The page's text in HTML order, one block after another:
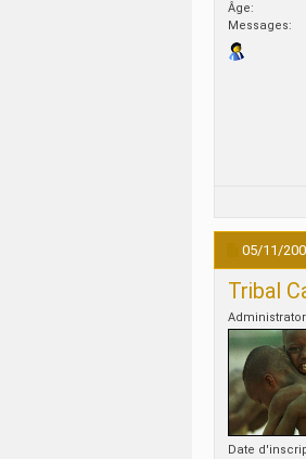
Âge
Messages
05/11/
Tribal
Administrator
Date